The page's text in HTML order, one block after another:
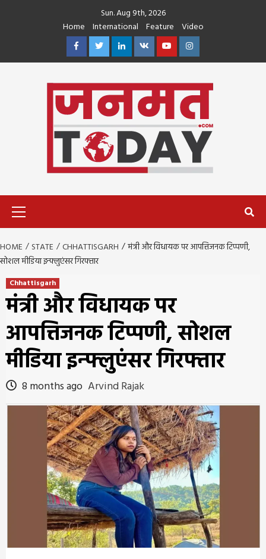
Sun. Aug 9th, 2026
Home
International Feature
Video
FacebookTwitterLinkedin
VK YoutubeInstagram
HOME STATE CHHATTISGARH
मंत्री और विधायक पर आपत्तिजनक टिप्पणी,
सोशल मीडिया इन्फ्लुएंसर गिरफ्तार
Chhattisgarh
मंत्री और विधायक पर
आपत्तिजनक टिप्पणी, सोशल
मीडिया इन्फ्लुएंसर गिरफ्तार
8 months ago Arvind Rajak